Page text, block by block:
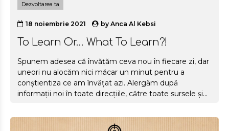
Dezvoltarea ta
18 noiembrie 2021 byAnca Al Kebsi
To Learn Or… What To Learn?!
Spunem adesea că învățăm ceva nou în fiecare zi, dar
uneori nu alocăm nici măcar un minut pentru a
conștientiza ce am învățat azi. Alergăm după
informații noi în toate direcțiile, către toate sursele și
începem cartea nouă care ne așteaptă pe raft,
cumpărată de câteva luni, dar furați de mirajul zilelor